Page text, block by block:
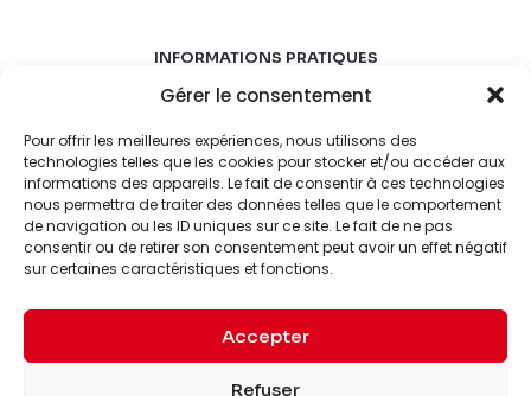
Gérer le consentement
Pour offrir les meilleures expériences, nous utilisons des
technologies telles que les cookies pour stocker et/ou accéder aux
informations des appareils. Le fait de consentir à ces technologies
nous permettra de traiter des données telles que le comportement
de navigation ou les ID uniques sur ce site. Le fait de ne pas
consentir ou de retirer son consentement peut avoir un effet négatif
sur certaines caractéristiques et fonctions.
Accepter
Refuser
INFORMATIONS PRATIQUES
MARDI-SAMEDI
LUNDI-DIMANCHE
FERMÉ
© 2026 Nipponzilla. Tous
Mentions